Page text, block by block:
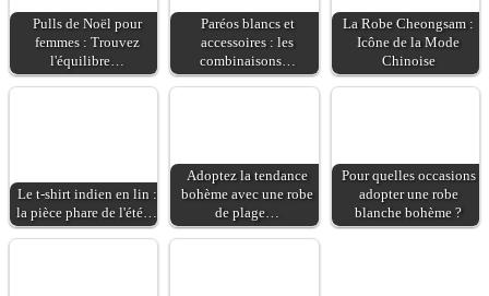
Fermeture boutonnée et
zippée Style 5 poches
Jambe large et droite
coton, 3% élasthanne
Pulls de Noël pour
femmes : Trouvez
l'équilibre…
Paréos blancs et
accessoires : les
combinaisons…
La Robe Cheongsam :
Icône de la Mode
Chinoise
Le t-shirt indien en lin :
la pièce phare de l'été…
Adoptez la tendance
bohème avec une robe
de plage…
Pour quelles occasions
adopter une robe
blanche bohème ?